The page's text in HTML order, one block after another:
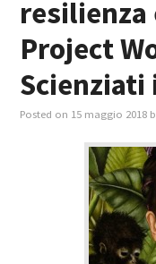
Project
Scienziati
Posted on 15 maggio 2018